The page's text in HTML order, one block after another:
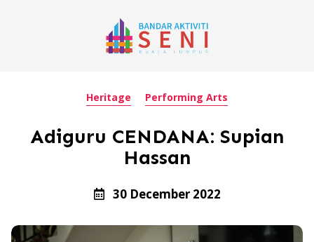
Heritage Performing Arts
Adiguru CENDANA: Supian
Hassan
30 December 2022